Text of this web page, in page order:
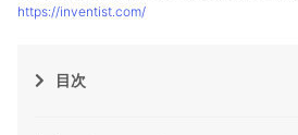
https://inventist.com/
目次